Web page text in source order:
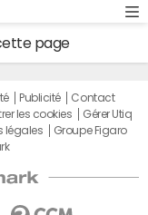
page
Publicité
Contact
les cookies
Gérer Utiq
légales
Groupe Figaro